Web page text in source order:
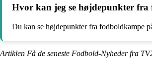
Hvor kan jeg se højdepunkter fra
Du kan se højdepunkter fra fodboldkampe
Artiklen Få de seneste Fodbold-Nyheder fra